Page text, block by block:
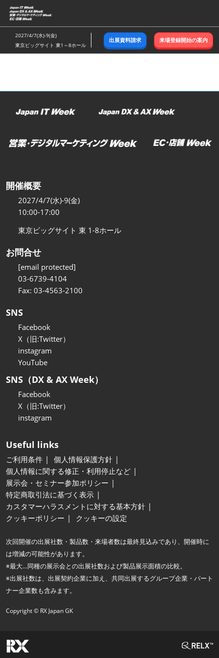
ス
キ
ッ
し
む
2027/4/7(水)-9(金)
東京ビッグサイト 東1～8ホール
出展資料請求 来場登録開始の案内
開催概要
2027/4/7(水)-9(金)
10:00-17:00
東京ビッグサイト 東 1-8ホール
お問合せ
[email protected]
03-6739-4104
Fax: 03-4563-2100
SNS
Facebook
X（旧:Twitter）
instagram
YouTube
SNS（DX & AX Week）
Facebook
X（旧:Twitter）
instagram
Useful links
ご利用条件
個人情報保護方針
個人情報に関する修正・利用停止など
展示会・セミナー参加ポリシー
特定商取引法に基づく表示
カスタマーハラスメントに対する基本方針
クッキーポリシー
クッキーの設定
次回開催の出展社数・製品数・来場者数は最終見込みであり、開催時に
は増減の可能性があります。
※最大…同種の展示会との出展社数および製品展示面積の比較。
※出展社数は、出展契約企業に加え、共同出展するグループ企業・パート
ナー企業数も含みます。
Copyright © RX Japan GK